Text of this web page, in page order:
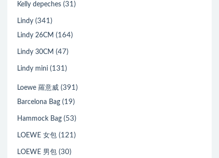
Kelly depeches (31)
Lindy (341)
Lindy 26CM (164)
Lindy 30CM (47)
Lindy mini (131)
Loewe 羅意威 (391)
Barcelona Bag (19)
Hammock Bag (53)
LOEWE 女包 (121)
LOEWE 男包 (30)